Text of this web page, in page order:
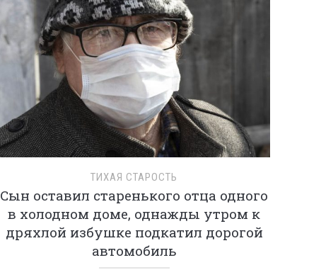
ТИХАЯ СТАРОСТЬ
Сын оставил старенького отца одного
в холодном доме, однажды утром к
дряхлой избушке подкатил дорогой
автомобиль